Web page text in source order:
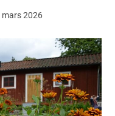
mars 2026